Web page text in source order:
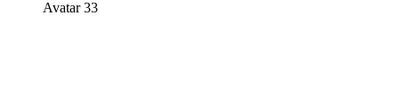
Avatar 33